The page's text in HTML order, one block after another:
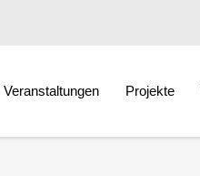
Veranstaltungen Projekte